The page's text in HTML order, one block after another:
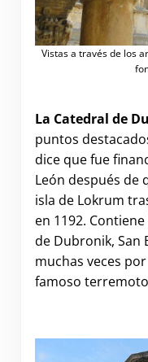
Vistas a través de los
La Catedral de
puntos
dice que fue
León después de
isla de Lokrum
en 1192.
de Dubronik, San
muchas veces
famoso